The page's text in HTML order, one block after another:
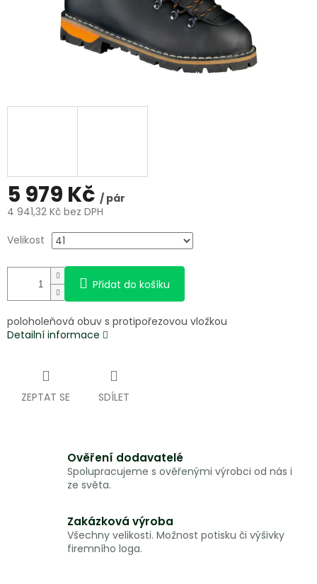
5 979 Kč / pár
4 941,32 Kč bez DPH
cena:
Velikost
Přidat do košíku
poloholeňová obuv s protipořezovou vložkou
Detailní informace
ZEPTAT SE SDÍLET
Ověření dodavatelé
Spolupracujeme s ověřenými výrobci od nás i
ze světa.
Zakázková výroba
Všechny velikosti. Možnost potisku či výšivky
firemního loga.